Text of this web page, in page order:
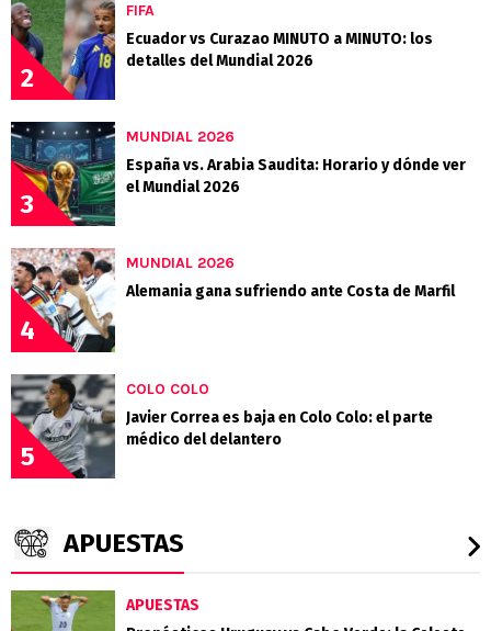
2
FIFA
Ecuador vs Curazao MINUTO a MINUTO: los
detalles del Mundial 2026
3
MUNDIAL 2026
España vs. Arabia Saudita: Horario y dónde ver
el Mundial 2026
4
MUNDIAL 2026
Alemania gana sufriendo ante Costa de Marfil
5
COLO COLO
Javier Correa es baja en Colo Colo: el parte
médico del delantero
APUESTAS
APUESTAS